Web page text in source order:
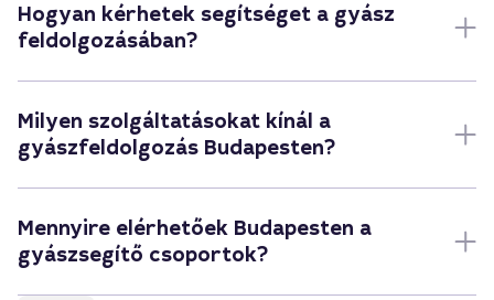
Hogyan kérhetek segítséget a gyász
feldolgozásában?
Milyen szolgáltatásokat kínál a
gyászfeldolgozás Budapesten?
Mennyire elérhetőek Budapesten a
gyászsegítő csoportok?